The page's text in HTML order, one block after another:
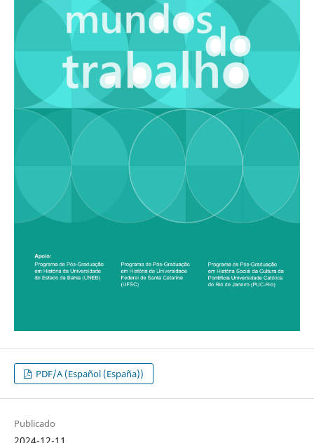
PDF/A (Español (España))
Publicado
2024-12-11